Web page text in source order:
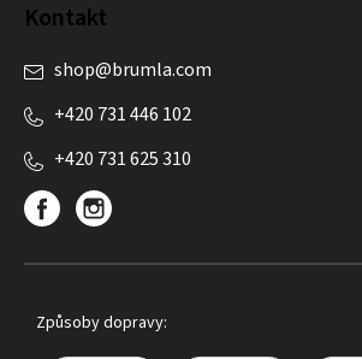
Kontakt
shop@brumla.com
+420 731 446 102
+420 731 625 310
Způsoby dopravy: